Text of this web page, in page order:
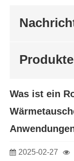
Produkte
Was ist ein
2025-02-27